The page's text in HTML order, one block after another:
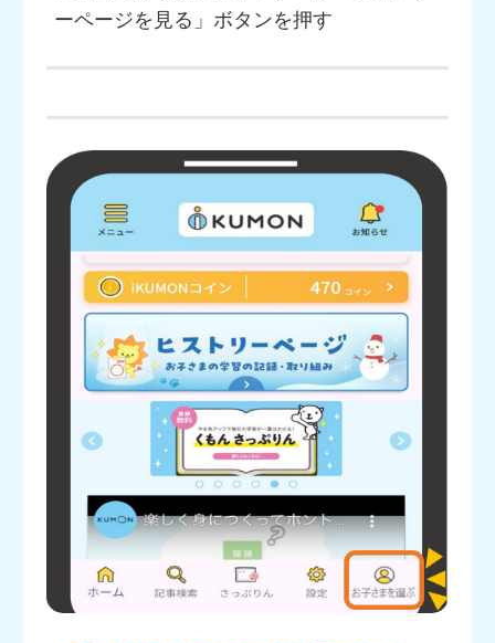
ーページを見る」ボタンを押す